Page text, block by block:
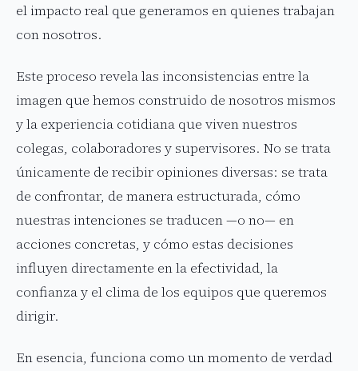
el impacto real que generamos en quienes trabajan
con nosotros.
Este proceso revela las inconsistencias entre la
imagen que hemos construido de nosotros mismos
y la experiencia cotidiana que viven nuestros
colegas, colaboradores y supervisores. No se trata
únicamente de recibir opiniones diversas: se trata
de confrontar, de manera estructurada, cómo
nuestras intenciones se traducen —o no— en
acciones concretas, y cómo estas decisiones
influyen directamente en la efectividad, la
confianza y el clima de los equipos que queremos
dirigir.
En esencia, funciona como un momento de verdad